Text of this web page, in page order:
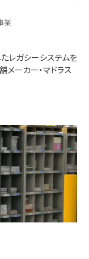
業
レガシーシステムを
メーカー・マドラス